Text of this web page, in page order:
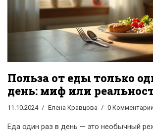
Польза от еды только
день: миф или
11.10.2024 Елена Кравцова 0 Комментарии
Еда один раз в день — это необычный